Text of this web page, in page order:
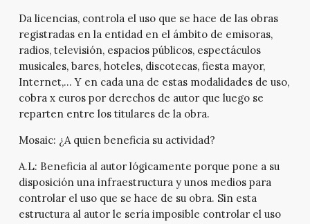
Da licencias, controla el uso que se hace de las obras
registradas en la entidad en el ámbito de emisoras,
radios, televisión, espacios públicos, espectáculos
musicales, bares, hoteles, discotecas, fiesta mayor,
Internet,… Y en cada una de estas modalidades de uso,
cobra x euros por derechos de autor que luego se
reparten entre los titulares de la obra.
Mosaic: ¿A quien beneficia su actividad?
A.L: Beneficia al autor lógicamente porque pone a su
disposición una infraestructura y unos medios para
controlar el uso que se hace de su obra. Sin esta
estructura al autor le sería imposible controlar el uso